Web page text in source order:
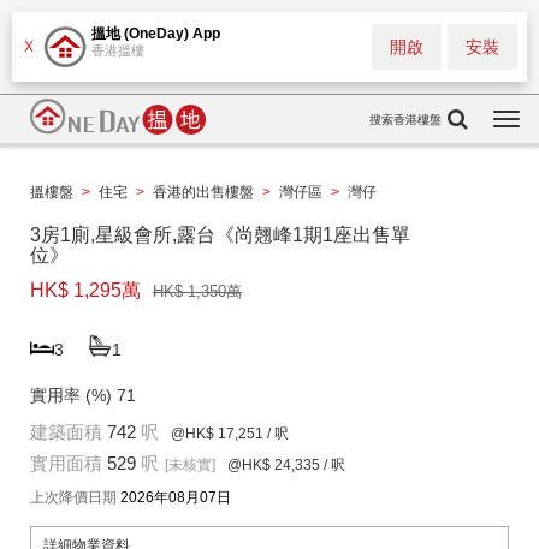
X
搵地 (OneDay) App
香港搵樓 安裝
開啟
搜索香港樓盤
搵樓盤 > 住宅 > 香港的出售樓盤 > 灣仔區 > 灣仔
3房1廁,星級會所,露台《尚翹峰1期1座出售單
位》
HK$ 1,295萬
HK$ 1,350萬
3 1
實用率 (%) 71
建築面積 742 呎 @HK$ 17,251 / 呎
實用面積 529 呎 [未核實] @HK$ 24,335 / 呎
上次降價日期 2026年08月07日
詳細物業資料